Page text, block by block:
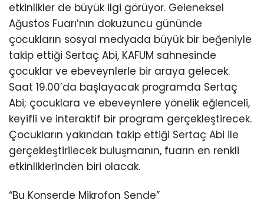
etkinlikler de büyük ilgi görüyor. Geleneksel
Ağustos Fuarı’nın dokuzuncu gününde
çocukların sosyal medyada büyük bir beğeniyle
takip ettiği Sertaç Abi, KAFUM sahnesinde
çocuklar ve ebeveynlerle bir araya gelecek.
Saat 19.00’da başlayacak programda Sertaç
Abi; çocuklara ve ebeveynlere yönelik eğlenceli,
keyifli ve interaktif bir program gerçekleştirecek.
Çocukların yakından takip ettiği Sertaç Abi ile
gerçekleştirilecek buluşmanın, fuarın en renkli
etkinliklerinden biri olacak.
“Bu Konserde Mikrofon Sende”